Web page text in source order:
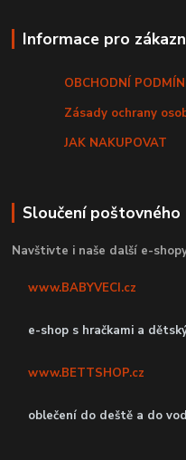
Informace pro
OBCHODNÍ
Zásady ochrany
JAK NAKUPOVAT
Sloučení poštovného
Navštivte i naše další e-
www.BABYVECI.cz
e-shop s hračkami a
www.BETTSHOP.cz
oblečení do deště a do